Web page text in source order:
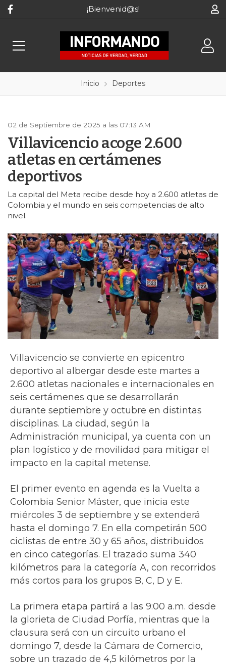
¡Bienvenid@s!
Inicio Deportes
02 de Septiembre de 2025 a las 07:13 AM
Villavicencio acoge 2.600
atletas en certámenes
deportivos
La capital del Meta recibe desde hoy a 2.600 atletas de
Colombia y el mundo en seis competencias de alto
nivel.
Villavicencio se convierte en epicentro
deportivo al albergar desde este martes a
2.600 atletas nacionales e internacionales en
seis certámenes que se desarrollarán
durante septiembre y octubre en distintas
disciplinas. La ciudad, según la
Administración municipal, ya cuenta con un
plan logístico y de movilidad para mitigar el
impacto en la capital metense.
El primer evento en agenda es la Vuelta a
Colombia Senior Máster, que inicia este
miércoles 3 de septiembre y se extenderá
hasta el domingo 7. En ella competirán 500
ciclistas de entre 30 y 65 años, distribuidos
en cinco categorías. El trazado suma 340
kilómetros para la categoría A, con recorridos
más cortos para los grupos B, C, D y E.
La primera etapa partirá a las 9:00 a.m. desde
la glorieta de Ciudad Porfía, mientras que la
clausura será con un circuito urbano el
domingo 7, desde la Cámara de Comercio,
sobre un trazado de 4,5 kilómetros por la